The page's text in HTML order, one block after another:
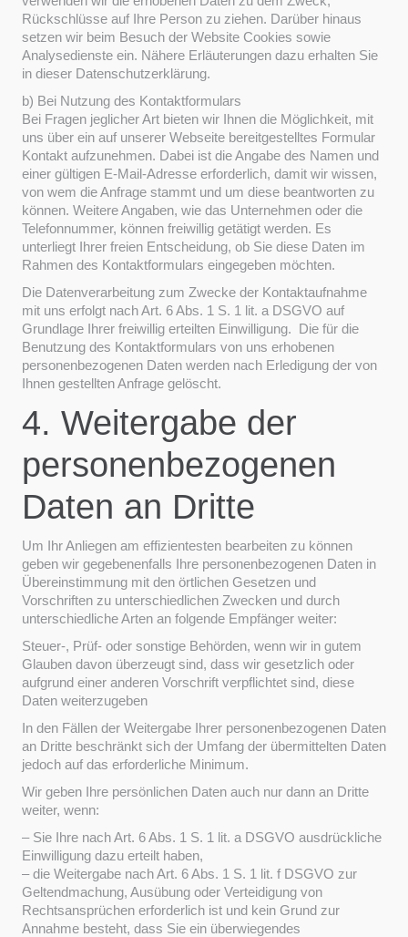
Rückschlüsse auf Ihre Person zu ziehen. Darüber hinaus
setzen wir beim Besuch der Website Cookies sowie
Analysedienste ein. Nähere Erläuterungen dazu erhalten Sie
in dieser Datenschutzerklärung.
b) Bei Nutzung des Kontaktformulars
Bei Fragen jeglicher Art bieten wir Ihnen die Möglichkeit, mit
uns über ein auf unserer Webseite bereitgestelltes Formular
Kontakt aufzunehmen. Dabei ist die Angabe des Namen und
einer gültigen E-Mail-Adresse erforderlich, damit wir wissen,
von wem die Anfrage stammt und um diese beantworten zu
können. Weitere Angaben, wie das Unternehmen oder die
Telefonnummer, können freiwillig getätigt werden. Es
unterliegt Ihrer freien Entscheidung, ob Sie diese Daten im
Rahmen des Kontaktformulars eingegeben möchten.
Die Datenverarbeitung zum Zwecke der Kontaktaufnahme
mit uns erfolgt nach Art. 6 Abs. 1 S. 1 lit. a DSGVO auf
Grundlage Ihrer freiwillig erteilten Einwilligung. Die für die
Benutzung des Kontaktformulars von uns erhobenen
personenbezogenen Daten werden nach Erledigung der von
Ihnen gestellten Anfrage gelöscht.
4. Weitergabe der
personenbezogenen
Daten an Dritte
Um Ihr Anliegen am effizientesten bearbeiten zu können
geben wir gegebenenfalls Ihre personenbezogenen Daten in
Übereinstimmung mit den örtlichen Gesetzen und
Vorschriften zu unterschiedlichen Zwecken und durch
unterschiedliche Arten an folgende Empfänger weiter:
Steuer-, Prüf- oder sonstige Behörden, wenn wir in gutem
Glauben davon überzeugt sind, dass wir gesetzlich oder
aufgrund einer anderen Vorschrift verpflichtet sind, diese
Daten weiterzugeben
In den Fällen der Weitergabe Ihrer personenbezogenen Daten
an Dritte beschränkt sich der Umfang der übermittelten Daten
jedoch auf das erforderliche Minimum.
Wir geben Ihre persönlichen Daten auch nur dann an Dritte
weiter, wenn:
– Sie Ihre nach Art. 6 Abs. 1 S. 1 lit. a DSGVO ausdrückliche
Einwilligung dazu erteilt haben,
– die Weitergabe nach Art. 6 Abs. 1 S. 1 lit. f DSGVO zur
Geltendmachung, Ausübung oder Verteidigung von
Rechtsansprüchen erforderlich ist und kein Grund zur
Annahme besteht, dass Sie ein überwiegendes